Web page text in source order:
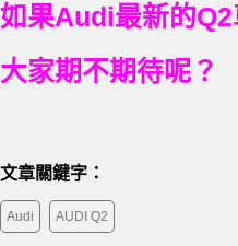
如果Audi最新的Q2
大家期不期待呢？
文章關鍵字：
Audi AUDI Q2